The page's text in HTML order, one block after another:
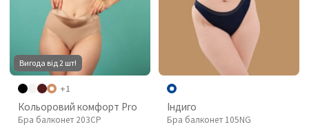
Вигода від 2 шт!
+1
Кольоровий комфорт Pro
Бра балконет 203CP
Індиго
Бра балконет 105NG